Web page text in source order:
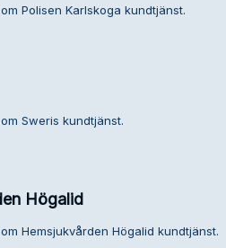
Polisen Karlskoga kundtjänst.
Sweris kundtjänst.
Högalid
Hemsjukvården Högalid kundtjänst.